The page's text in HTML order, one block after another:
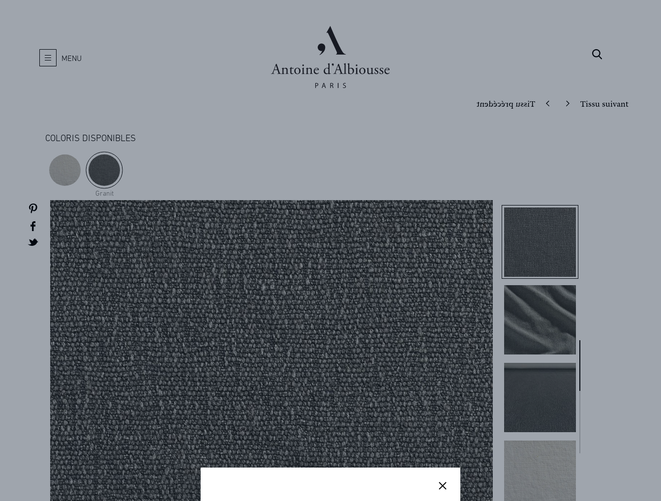
CRÉATEUR
COLLECTIONS
ARCHIVES
MENU
COLORIS DISPONIBLES
Granit
Tissu précédent Tissu suivant